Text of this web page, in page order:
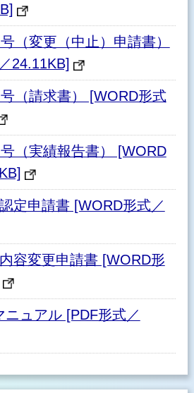
（変更（中止）申請書）
24.11KB]
（請求書） [WORD形式
（実績報告書） [WORD
定申請書 [WORD形式／
容変更申請書 [WORD形
ニュアル [PDF形式／